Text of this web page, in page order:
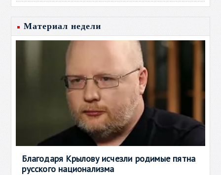
Материал недели
Благодаря Крылову исчезли родимые пятна
русского национализма